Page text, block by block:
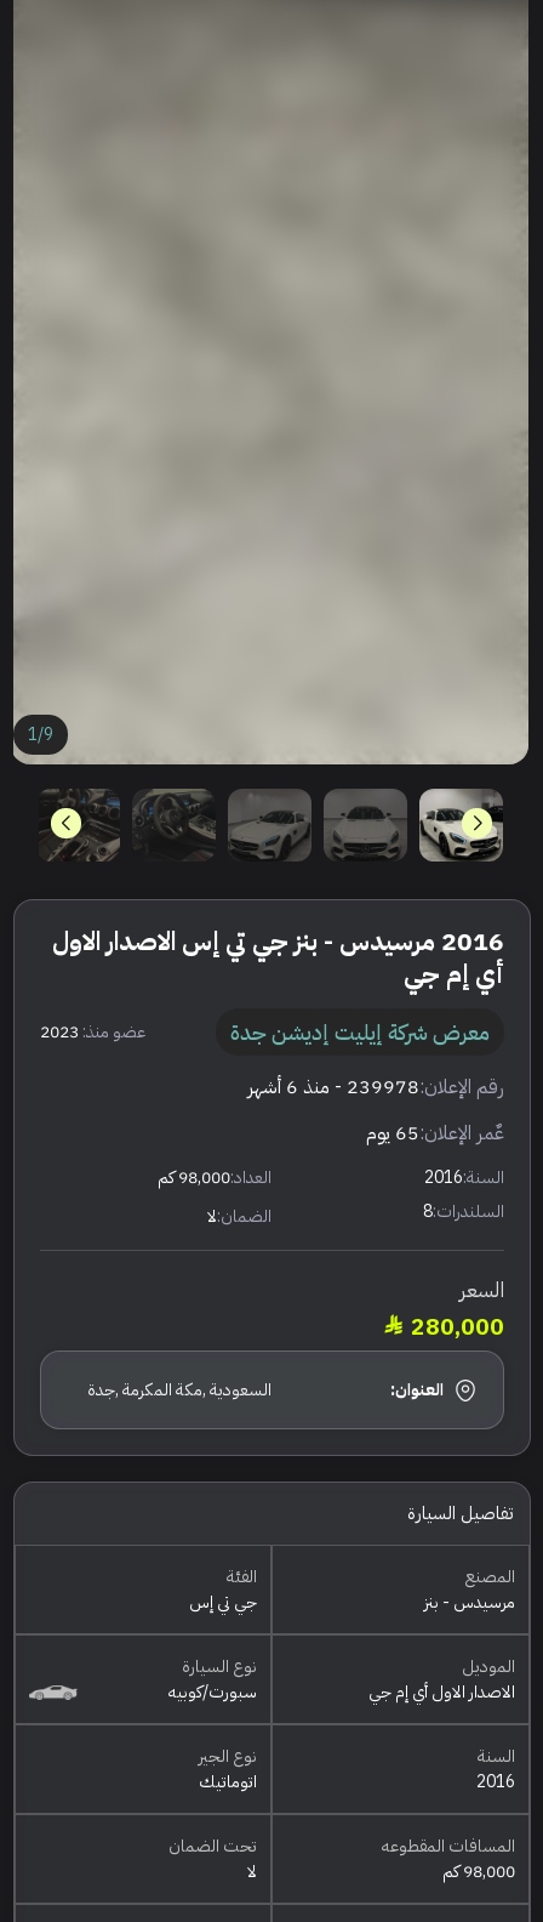
1/9
2016 مرسيدس - بنز جي تي إس الاصدار الاول
أي إم جي
معرض شركة إيليت إديشن جدة عضو منذ: 2023
رقم الإعلان:239978 - منذ 6 أشهر
عٌمر الإعلان:65 يوم
السنة:2016 العداد:98,000 كم
السلندرات:8 الضمان:لا
السعر
280,000
العنوان: السعودية ,مكة المكرمة ,جدة
تفاصيل السيارة
المصنع
مرسيدس - بنز
الفئة
جي تي إس
الموديل
الاصدار الاول أي إم جي
نوع السيارة
سبورت/كوبيه
السنة
2016
نوع الجير
اتوماتيك
المسافات المقطوعه
98,000 كم
تحت الضمان
لا